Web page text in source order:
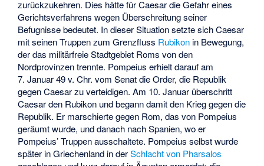
zurückzukehren. Dies hätte für Caesar die Gefahr eines
Gerichtsverfahrens wegen Überschreitung seiner
Befugnisse bedeutet. In dieser Situation setzte sich Caesar
mit seinen Truppen zum Grenzfluss Rubikon in Bewegung,
der das militärfreie Stadtgebiet Roms von den
Nordprovinzen trennte. Pompeius erhielt darauf am
7. Januar 49 v. Chr. vom Senat die Order, die Republik
gegen Caesar zu verteidigen. Am 10. Januar überschritt
Caesar den Rubikon und begann damit den Krieg gegen die
Republik. Er marschierte gegen Rom, das von Pompeius
geräumt wurde, und danach nach Spanien, wo er
Pompeius’ Truppen ausschaltete. Pompeius selbst wurde
später in Griechenland in derSchlacht von Pharsalos